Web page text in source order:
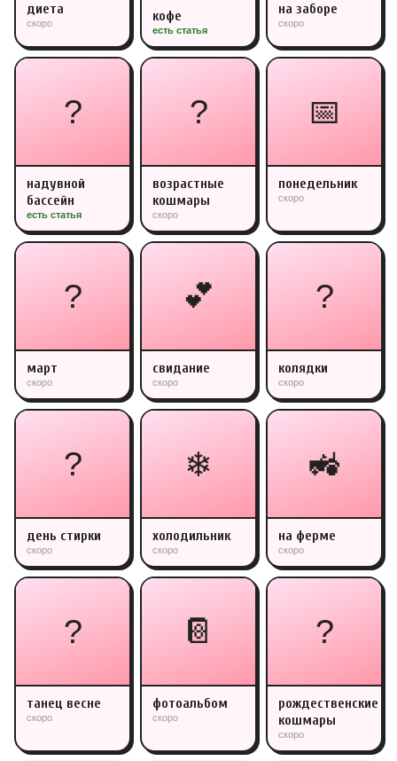
диета
скоро кофе
есть статья
на заборе
скоро
?
надувной
бассейн
есть статья
?
возрастные
кошмары
скоро
📅
понедельник
скоро
?
март
скоро
💕
свидание
скоро
?
колядки
скоро
?
день стирки
скоро
❄
холодильник
скоро
🚜
на ферме
скоро
?
танец весне
скоро
📔
фотоальбом
скоро
?
рождественские
кошмары
скоро